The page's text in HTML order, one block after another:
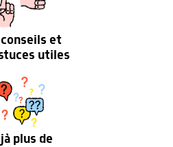
conseils et
utiles
plus de